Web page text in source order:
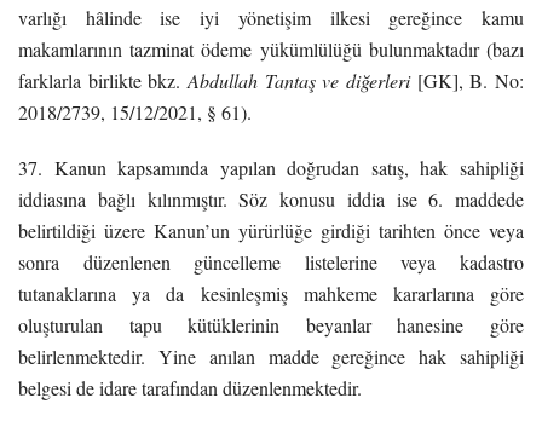
varlığı hâlinde ise iyi yönetişim ilkesi gereğince kamu
makamlarının tazminat ödeme yükümlülüğü bulunmaktadır (bazı
farklarla birlikte bkz. Abdullah Tantaş ve diğerleri[GK], B. No:
2018/2739, 15/12/2021, § 61).
37. Kanun kapsamında yapılan doğrudan satış, hak sahipliği
iddiasına bağlı kılınmıştır. Söz konusu iddia ise 6. maddede
belirtildiği üzere Kanun’un yürürlüğe girdiği tarihten önce veya
sonra düzenlenen güncelleme listelerine veya kadastro
tutanaklarına ya da kesinleşmiş mahkeme kararlarına göre
oluşturulan tapu kütüklerinin beyanlar hanesine göre
belirlenmektedir. Yine anılan madde gereğince hak sahipliği
belgesi de idare tarafından düzenlenmektedir.